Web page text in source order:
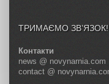
ТРИМАЄМО ЗВ’ЯЗОК!
Контакти
news @ novynarnia.com
contact @